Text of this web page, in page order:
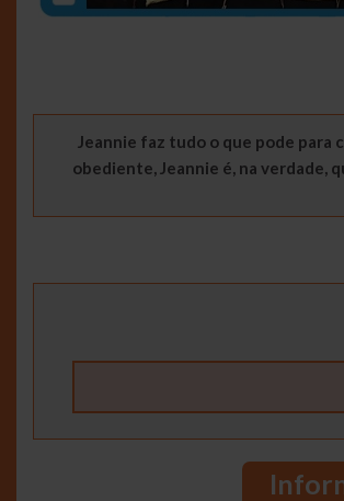
Jeannie faz tudo o que pode para
obediente, Jeannie é, na verdade,